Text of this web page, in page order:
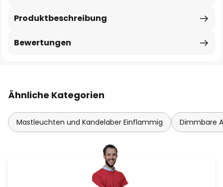
Produktbeschreibung
Bewertungen
Ähnliche Kategorien
Mastleuchten und Kandelaber Einflammig Dimmbare